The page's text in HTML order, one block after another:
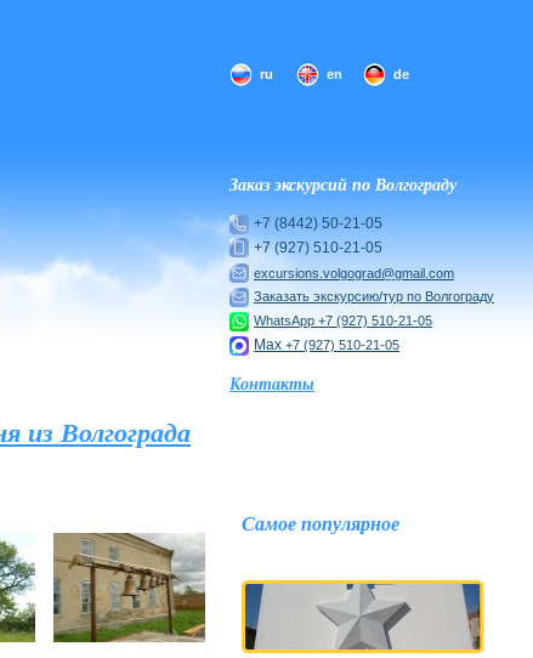
ru en de
Заказ экскурсий по Волгограду
+7 (8442) 50-21-05
+7 (927) 510-21-05
excursions.volgograd@gmail.com
Заказать экскурсию/тур по Волгограду
WhatsApp +7 (927) 510-21-05
Max +7 (927) 510-21-05
Контакты
из Волгограда
Самое популярное